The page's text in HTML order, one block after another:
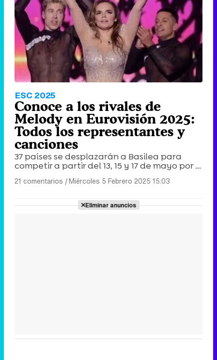
ESC 2025
Conoce a los rivales de
Melody en Eurovisión 2025:
Todos los representantes y
canciones
37 países se desplazarán a Basilea para
competir a partir del 13, 15 y 17 de mayo por ...
21 comentarios |Miércoles 5 Febrero 2025 15:03
Eliminar anuncios